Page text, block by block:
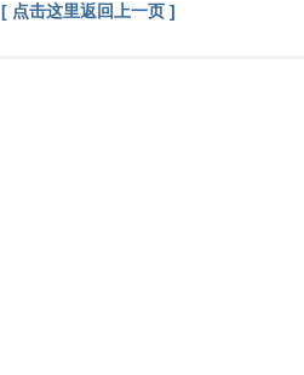
[ 点击这里返回上一页 ]